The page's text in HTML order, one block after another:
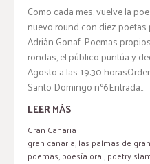
Como cada mes, vuelve la
nuevo round con diez
Adrián Gonaf. Poemas
rondas, el público puntúa y
Agosto a las 19:30
Santo Domingo nº6Entrada...
LEER MÁS
Gran Canaria
gran canaria,las palmas de
poemas,poesía oral,poetry